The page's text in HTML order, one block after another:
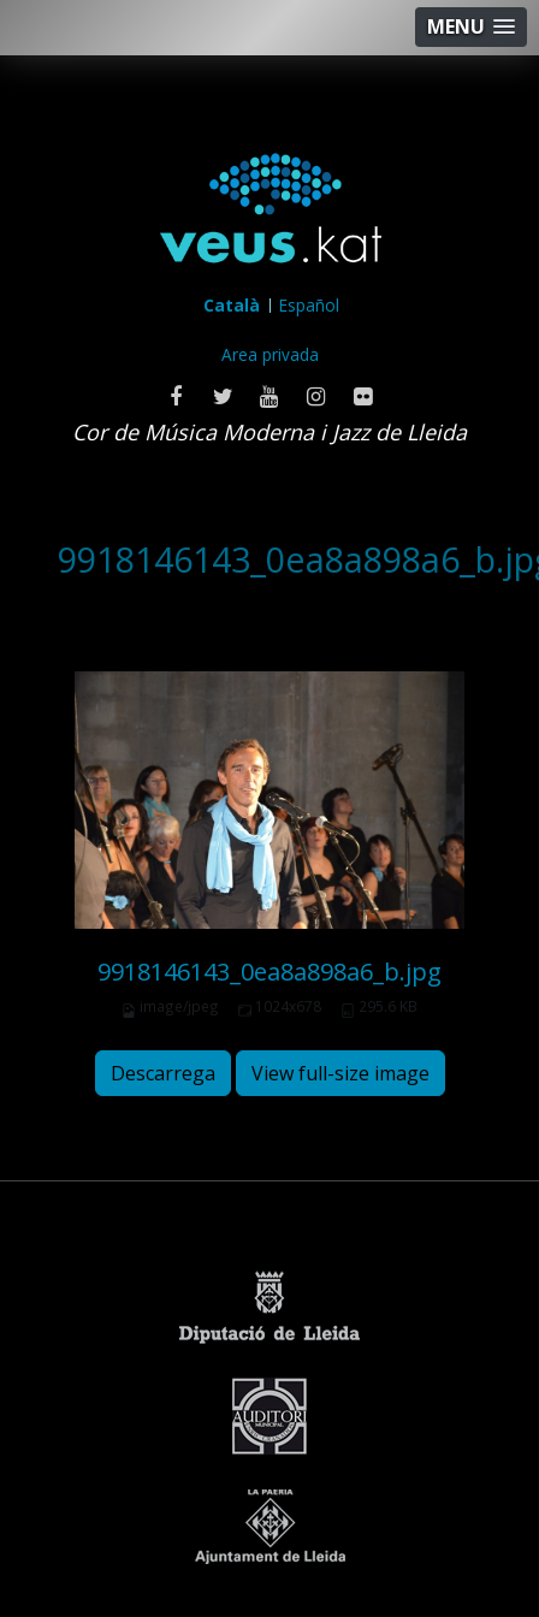
MENU
Català Español
Area privada
Cor de Música Moderna i Jazz de Lleida
9918146143_0ea8a898a6_b.jpg
image/jpeg 1024x678 295.6 KB
Descarrega View full-size image